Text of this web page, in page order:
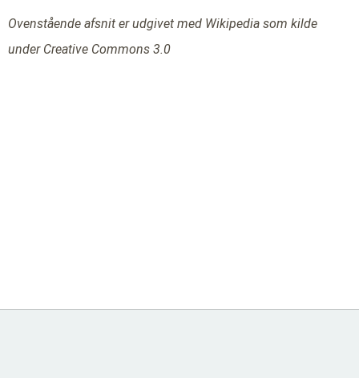
Ovenstående afsnit er udgivet med Wikipedia som kilde
under Creative Commons 3.0